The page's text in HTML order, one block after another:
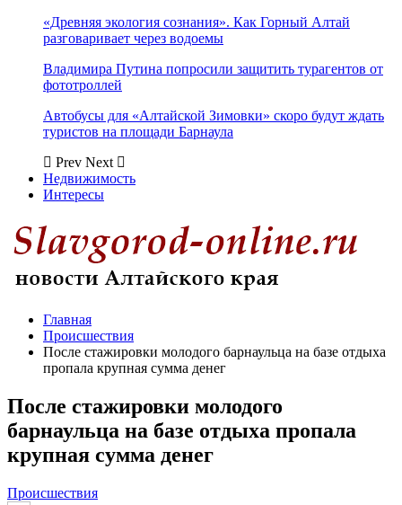
«Древняя экология сознания». Как Горный Алтай
разговаривает через водоемы
Владимира Путина попросили защитить турагентов от
фототроллей
Автобусы для «Алтайской Зимовки» скоро будут ждать
туристов на площади Барнаула
Prev Next
Недвижимость
Интересы
Главная
Происшествия
После стажировки молодого барнаульца на базе отдыха
пропала крупная сумма денег
После стажировки молодого
барнаульца на базе отдыха пропала
крупная сумма денег
Происшествия